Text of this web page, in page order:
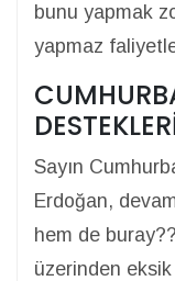
bunu yapmak
yapmaz
Sayın
Erdoğan,
hem de
üzerinden